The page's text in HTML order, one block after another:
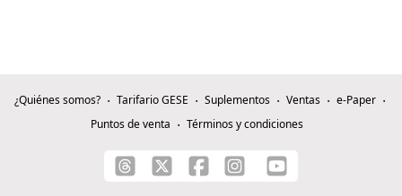
¿Quiénes somos? Tarifario GESE Suplementos Ventas
e-Paper
Puntos de venta
Términos y condiciones